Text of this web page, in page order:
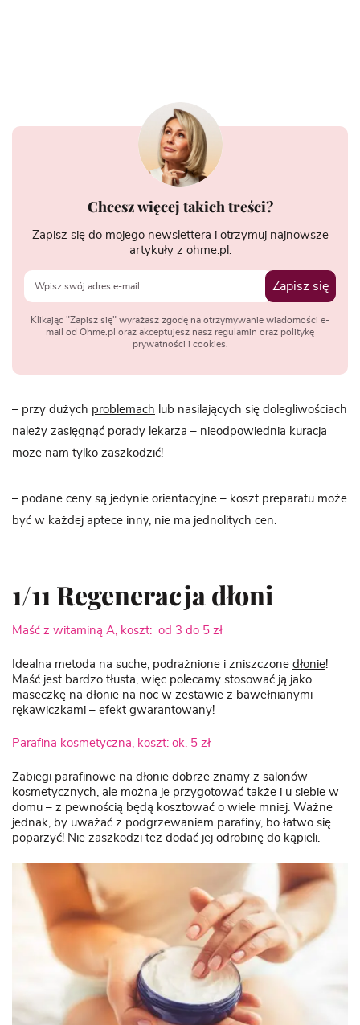
Chcesz więcej takich treści?
Zapisz się do mojego newslettera i otrzymuj najnowsze
artykuły z ohme.pl.
Zapisz się
Klikając "Zapisz się" wyrażasz zgodę na otrzymywanie wiadomości e-
mail od Ohme.pl oraz akceptujesz nasz regulamin oraz politykę
prywatności i cookies.
– przy dużych problemach lub nasilających się dolegliwościach
należy zasięgnąć porady lekarza – nieodpowiednia kuracja
może nam tylko zaszkodzić!
– podane ceny są jedynie orientacyjne – koszt preparatu może
być w każdej aptece inny, nie ma jednolitych cen.
1/11 Regeneracja dłoni
Maść z witaminą A, koszt: od 3 do 5 zł
Idealna metoda na suche, podrażnione i zniszczone dłonie!
Maść jest bardzo tłusta, więc polecamy stosować ją jako
maseczkę na dłonie na noc w zestawie z bawełnianymi
rękawiczkami – efekt gwarantowany!
Parafina kosmetyczna, koszt: ok. 5 zł
Zabiegi parafinowe na dłonie dobrze znamy z salonów
kosmetycznych, ale można je przygotować także i u siebie w
domu – z pewnością będą kosztować o wiele mniej. Ważne
jednak, by uważać z podgrzewaniem parafiny, bo łatwo się
poparzyć! Nie zaszkodzi tez dodać jej odrobinę do kąpieli